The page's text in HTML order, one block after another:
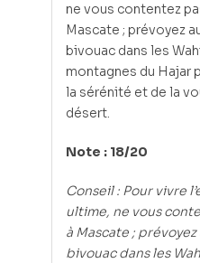
ne vous contentez
Mascate ; prévoyez
bivouac dans les
montagnes du Hajar
la sérénité et de la
désert.
Note : 18/20
Conseil : Pour vivre
ultime, ne vous
à Mascate ;
bivouac dans les